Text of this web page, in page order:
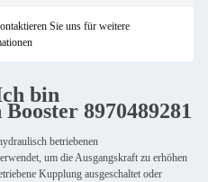
Sie uns für weitere
bin
8970489281
betriebenen
um die Ausgangskraft zu erhöhen
Kupplung ausgeschaltet oder